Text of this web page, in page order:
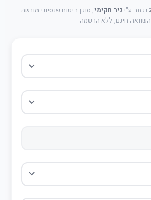
·נכתב ע"י ניר חקימי, סוכן ביטוח פנסיוני מורשה·
השוואה חינם, ללא הרשמה